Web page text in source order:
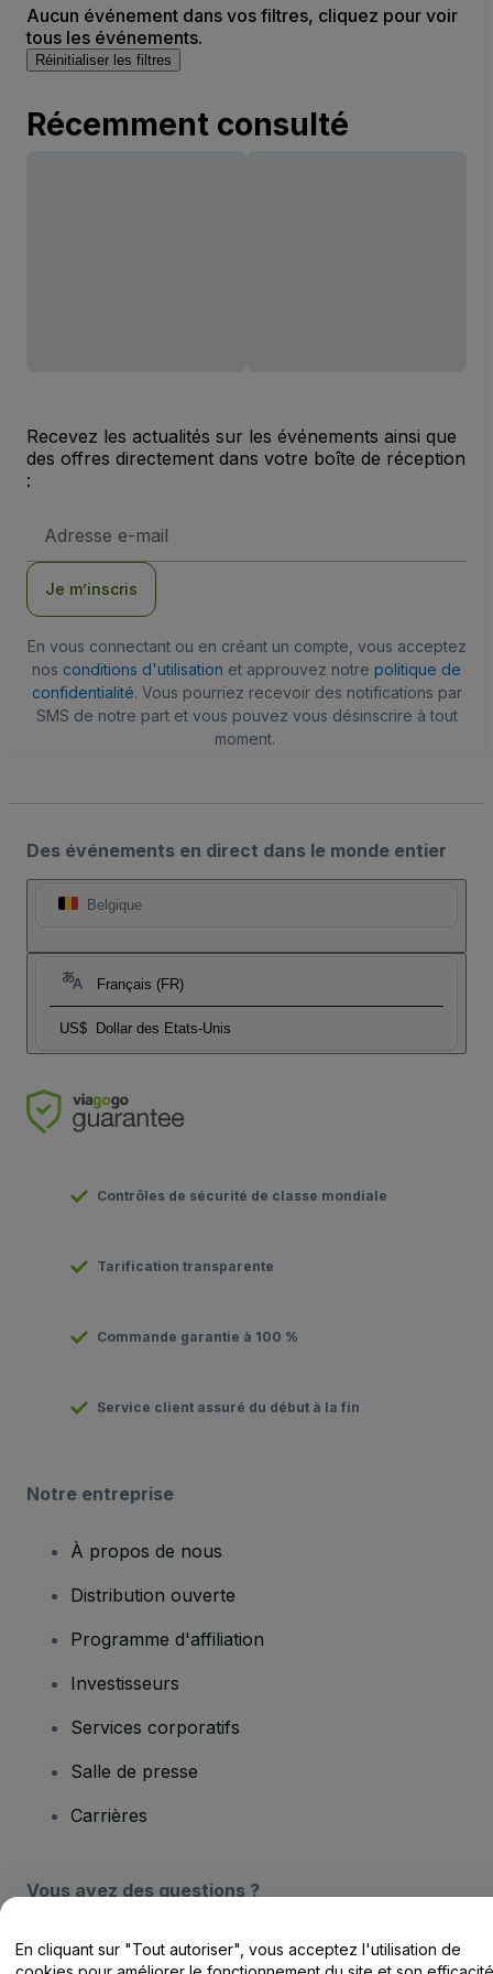
Aucun événement dans vos filtres, cliquez pour voir
tous les événements.
Réinitialiser les filtres
Récemment consulté
Recevez les actualités sur les événements ainsi que
des offres directement dans votre boîte de réception
:
e-
Je m’inscris
En vous connectant ou en créant un compte, vous acceptez
nos conditions d'utilisation et approuvez notre politique de
confidentialité. Vous pourriez recevoir des notifications par
SMS de notre part et vous pouvez vous désinscrire à tout
moment.
Des événements en direct dans le monde entier
Belgique
Français (FR)
US$ Dollar des Etats-Unis
Contrôles de sécurité de classe mondiale
Tarification transparente
Commande garantie à 100 %
Service client assuré du début à la fin
Notre entreprise
À propos de nous
Distribution ouverte
Programme d'affiliation
Investisseurs
Services corporatifs
Salle de presse
Carrières
Vous avez des questions ?
Centre d'assistance / Nous contacter
En cliquant sur "Tout autoriser", vous acceptez l'utilisation de